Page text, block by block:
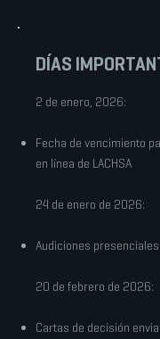
DÍAS
2 de enero, 2026:
Fecha de vencimiento
en línea de LACHSA
24 de enero de 2026:
Audiciones presenciales
20 de febrero de 2026:
Cartas de decisión